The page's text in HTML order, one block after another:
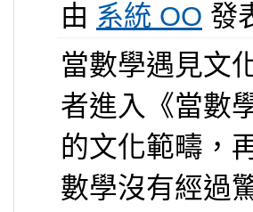
由 系統 OO 發
當數學遇見文
者進入《當數
的文化範疇，
數學沒有經過